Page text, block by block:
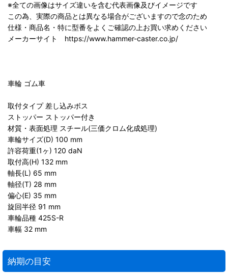
※全ての画像はサイズ違いを含む代表画像及びイメージです
この為、実際の商品とは異なる場合がございますので念のため
仕様・商品名・特に型番をよくご確認の上お買い求めください
メーカーサイト https://www.hammer-caster.co.jp/
車輪 ゴム車
取付タイプ 差し込みボス
ストッパー ストッパー付き
材質・表面処理 スチール(三価クロム化成処理)
車輪サイズ(D) 100 mm
許容荷重(1ヶ) 120 daN
取付高(H) 132 mm
軸長(L) 65 mm
軸径(T) 28 mm
偏心(E) 35 mm
旋回半径 91 mm
車輪品種 425S-R
車幅 32 mm
納期の目安